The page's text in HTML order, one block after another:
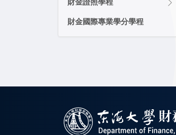
財金證照學程
財金國際專業學分學程